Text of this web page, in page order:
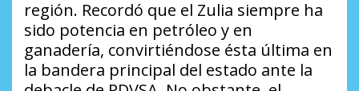
región. Recordó que el Zulia siempre ha
sido potencia en petróleo y en
ganadería, convirtiéndose ésta última en
la bandera principal del estado ante la